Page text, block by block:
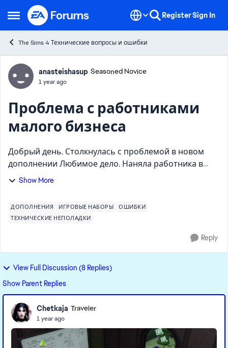
Open Side Menu
Skip to content RegisterSign In
The Sims 4 Технические вопросы и ошибки
Forum Discussion
anasteishasup Seasoned Novice
1 year ago
Проблема с работниками
малого бизнеса
Добрый день. Столкнулась с проблемой в новом
дополнении Любимое дело. Наняла работника в
свой бизнес (у меня гончарное дело), повысила ему
Show More
ДОПОЛНЕНИЯ ИГРОВЫЕ НАБОРЫ
ОШИБКИ
ТЕХНИЧЕСКИЕ НЕПОЛАДКИ
Reply
View Full Discussion (8 Replies)
Show Parent Replies
Chetkaja Traveler
1 year ago